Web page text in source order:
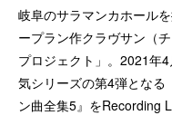
岐阜のサラマンカホール
ープラン作クラヴサン（
プロジェクト」。2021年
気シリーズの第4弾となる
ン曲全集5』をRecording